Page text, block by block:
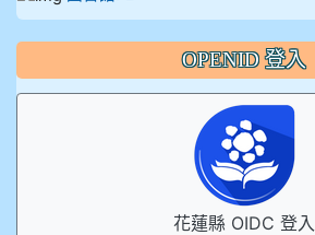
OPENID 登入
花蓮縣 OIDC 登入